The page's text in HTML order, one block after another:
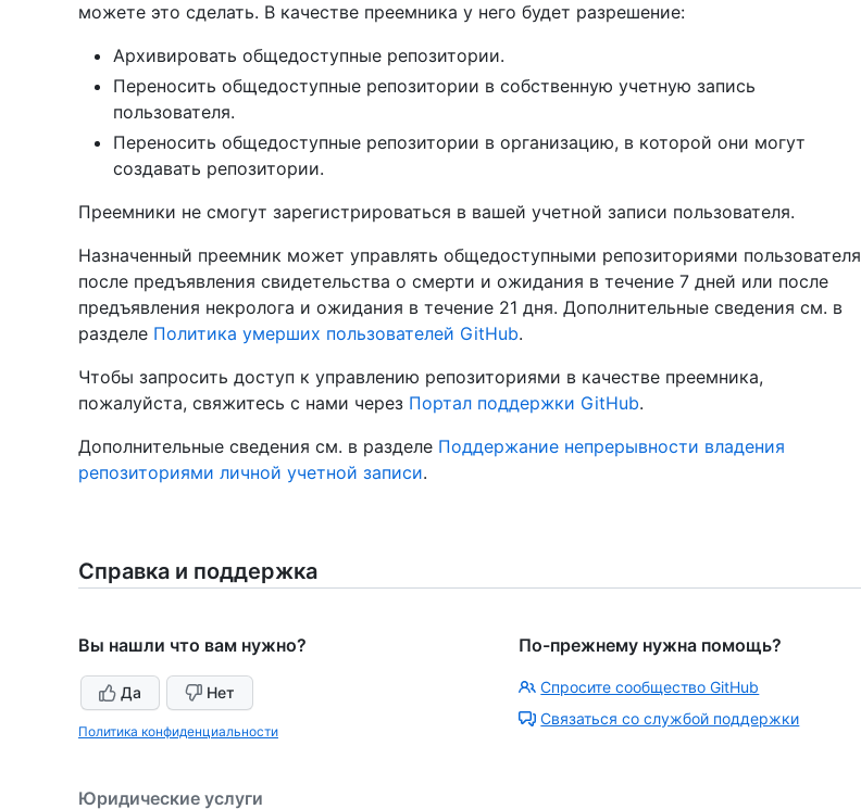
можете это сделать. В качестве преемника у него будет разрешение:
Архивировать общедоступные репозитории.
Переносить общедоступные репозитории в собственную учетную запись
пользователя.
Переносить общедоступные репозитории в организацию, в которой они могут
создавать репозитории.
Преемники не смогут зарегистрироваться в вашей учетной записи пользователя.
Назначенный преемник может управлять общедоступными репозиториями пользователя
после предъявления свидетельства о смерти и ожидания в течение 7 дней или после
предъявления некролога и ожидания в течение 21 дня. Дополнительные сведения см. в
разделе Политика умерших пользователей GitHub.
Чтобы запросить доступ к управлению репозиториями в качестве преемника,
пожалуйста, свяжитесь с нами через Портал поддержки GitHub.
Дополнительные сведения см. в разделе Поддержание непрерывности владения
репозиториями личной учетной записи.
Справка и поддержка
Вы нашли что вам нужно?
Да Нет
Политика конфиденциальности
По-прежнему нужна помощь?
Спросите сообщество GitHub
Связаться со службой поддержки
Юридические услуги